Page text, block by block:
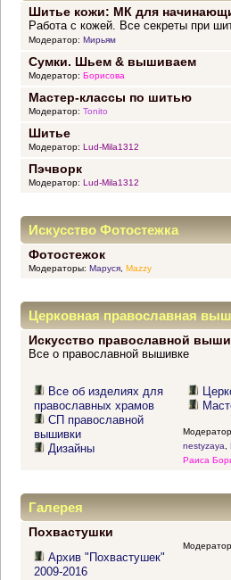
Шитье кожи: МК для
Работа с кожей. Все секреты при
Модератор: Мирьям
Сумки. Шьем & вышиваем
Модератор: Борисова
Мастер-классы по шитью
Модератор: Tonito
Шитье
Модератор: Lud-Mila1312
Пэчворк
Модератор: Lud-Mila1312
Искусство Фотостежка
Фотостежок
Модераторы: Маруся, Mazzy
Церковная православная
Искусство православной
Все о православной вышивке
Все об изделиях для
православных храмов
СП православной
вышивки
Дизайны
nestyzaya
Раиса
Галерея
Похвастушки
Архив "Похвастушек"
2009-2016